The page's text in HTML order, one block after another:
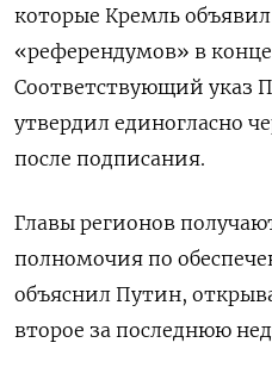
которые Кремль
«референдумов» в конце
Соответствующий указ
утвердил единогласно
после подписания.
Главы регионов
полномочия по
объяснил Путин,
второе за последнюю